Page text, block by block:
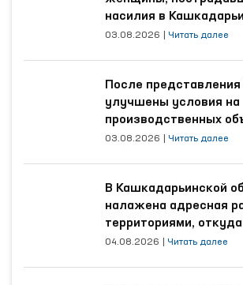
насилия в
области
03.08.2026 Читать далее
После
улучшены условия на
производственных
трудятся осуждённые
03.08.2026 Читать далее
В Кашкадарьинской
налажена адресная
территориями,
наибольшее
04.08.2026 Читать далее